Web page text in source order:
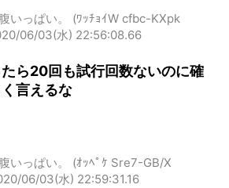
いっぱい。 (ﾜｯﾁｮｲW cfbc-KXpk
ら20回も試行回数ないのに確
いっぱい。 (ｵｯﾍﾟｹ Sre7-GB/X